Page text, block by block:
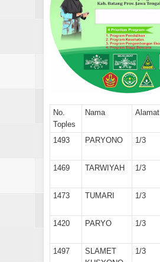
No.
Toples
Nama Alamat
1493 PARYONO 1/3
1469
TARWIYAH 1/3
1473
TUMARI 1/3
1420
PARYO 1/3
1497
SLAMET
1/3